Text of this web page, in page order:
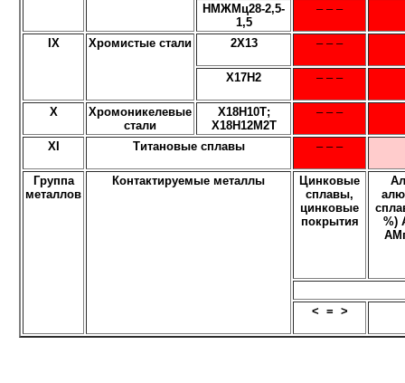
НМЖМц28-2,5-
1,5
– – –
IX Хромистые стали 2Х13 – – –
Х17Н2 – – –
Х
Хромоникелевые
стали
Х18Н10Т;
Х18Н12М2Т
– – –
XI Титановые сплавы – – –
Группа
металлов
Контактируемые металлы
Цинковые
сплавы,
цинковые
покрытия
%)
< = >